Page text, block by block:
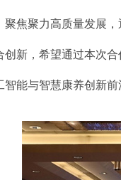
聚焦聚力高质量发展
创新，希望通过本次
智能与智慧康养创新前